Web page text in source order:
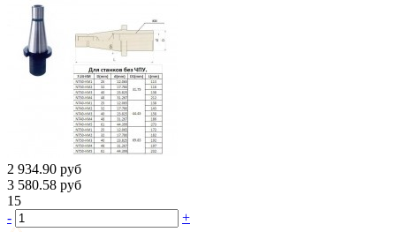
2 934.90 руб
3 580.58 руб
15
-
+